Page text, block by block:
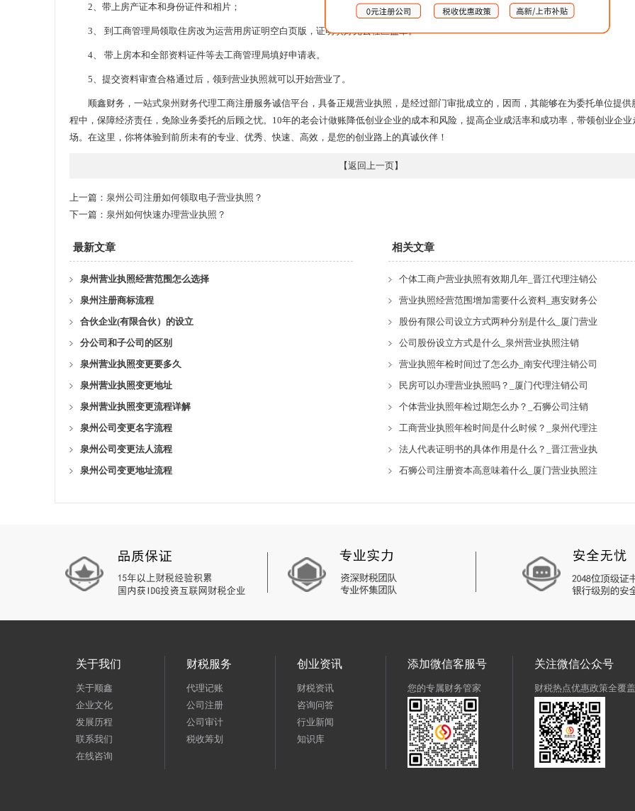
2、带上房产证本和身份证件和相片；
3、 到工商管理局领取住房改为运营用房证明空白页版，证明填好完去社区盖章。
4、 带上房本和全部资料证件等去工商管理局填好申请表。
5、提交资料审查合格通过后，领到营业执照就可以开始营业了。
顺鑫财务，一站式泉州财务代理工商注册服务诚信平台，具备正规营业执照，是经过部门审批成立的，因而，其能够在为委托单位提供
程中，保障经济责任，免除业务委托的后顾之忧。10年的老会计做账降低创业企业的成本和风险，提高企业成活率和成功率，带领创业企业
场。在这里，你将体验到前所未有的专业、优秀、快速、高效，是您的创业路上的真诚伙伴！
【返回上一页】
上一篇： 泉州公司注册如何领取电子营业执照？
下一篇： 泉州如何快速办理营业执照？
最新文章
泉州营业执照经营范围怎么选择
泉州注册商标流程
合伙企业(有限合伙）的设立
分公司和子公司的区别
泉州营业执照变更要多久
泉州营业执照变更地址
泉州营业执照变更流程详解
泉州公司变更名字流程
泉州公司变更法人流程
泉州公司变更地址流程
相关文章
个体工商户营业执照有效期几年_晋江代理注销公
营业执照经营范围增加需要什么资料_惠安财务公
股份有限公司设立方式两种分别是什么_厦门营业
公司股份设立方式是什么_泉州营业执照注销
营业执照年检时间过了怎么办_南安代理注销公司
民房可以办理营业执照吗？_厦门代理注销公司
个体营业执照年检过期怎么办？_石狮公司注销
工商营业执照年检时间是什么时候？_泉州代理注
法人代表证明书的具体作用是什么？_晋江营业执
石狮公司注册资本高意味着什么_厦门营业执照注
关于我们
关于顺鑫
企业文化
发展历程
联系我们
在线咨询
财税服务
代理记账
公司注册
公司审计
税收筹划
创业资讯
财税资讯
咨询问答
行业新闻
知识库
添加微信客服号
您的专属财务管家
关注微信公众号
财税热点优惠政策全覆盖